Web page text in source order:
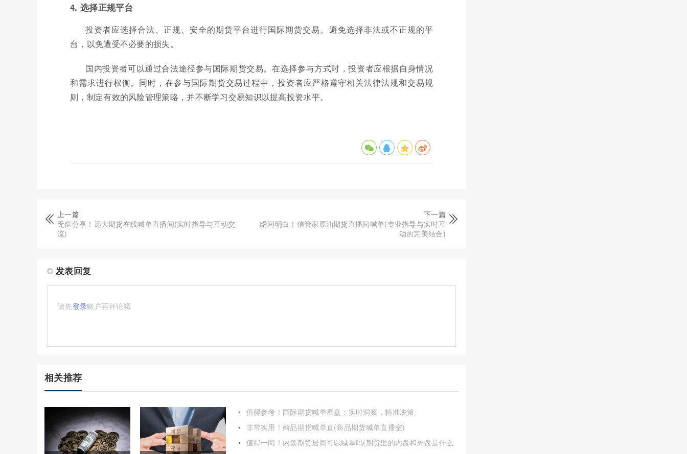
4. 选择正规平台
投资者应选择合法、正规、安全的期货平台进行国际期货交易。避免选择非法或不正规的平
台，以免遭受不必要的损失。
国内投资者可以通过合法途径参与国际期货交易。在选择参与方式时，投资者应根据自身情况
和需求进行权衡。同时，在参与国际期货交易过程中，投资者应严格遵守相关法律法规和交易规
则，制定有效的风险管理策略，并不断学习交易知识以提高投资水平。
上一篇
无偿分享！远大期货在线喊单直播间(实时指导与互动交
流)
下一篇
瞬间明白！信管家原油期货直播间喊单(专业指导与实时互
动的完美结合)
发表回复
请先登录账户再评论哦
相关推荐
值得参考！国际期货喊单看盘：实时洞察，精准决策
非常实用！商品期货喊单直(商品期货喊单直播室)
值得一阅！内盘期货居间可以喊单吗(期货里的内盘和外盘是什么